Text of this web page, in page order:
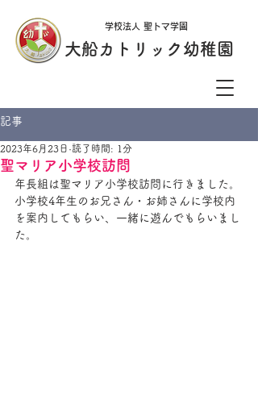
学校法人 聖トマ学園
大船カトリック幼稚園
記事
聖マリア小学校訪問
2023年6月23日 読了時間: 1分
年長組は聖マリア小学校訪問に行きました。
小学校4年生のお兄さん・お姉さんに学校内
を案内してもらい、一緒に遊んでもらいまし
た。